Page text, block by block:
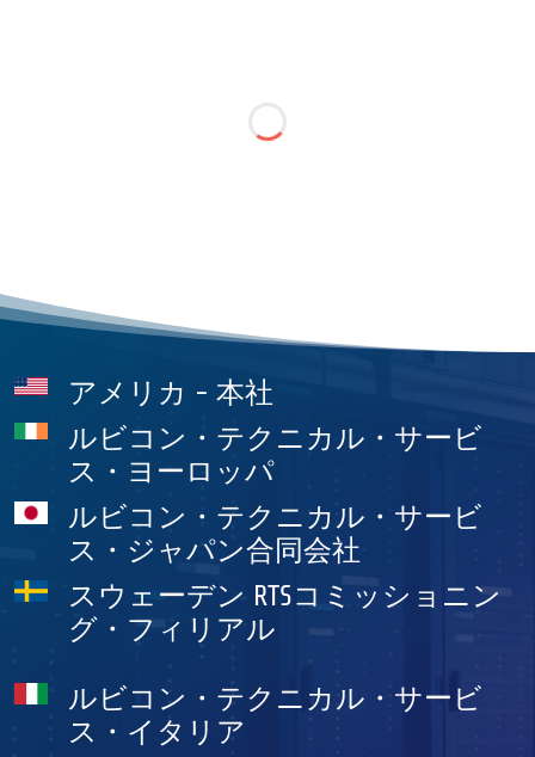
アメリカ - 本社
ルビコン・テクニカル・サービ
ス・ヨーロッパ
ルビコン・テクニカル・サービ
ス・ジャパン合同会社
スウェーデン RTSコミッショニン
グ・フィリアル
ルビコン・テクニカル・サービ
ス・イタリア